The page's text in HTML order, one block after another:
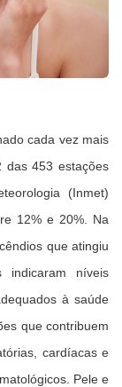
cada vez mais
das 453 estações
(Inmet)
12% e 20%. Na
que atingiu
indicaram níveis
à saúde
que contribuem
cardíacas e
Pele e